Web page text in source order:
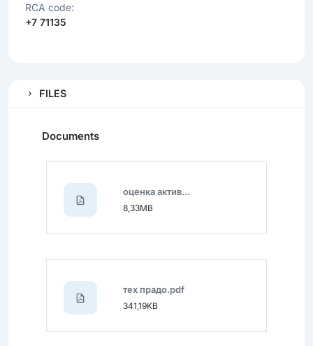
RCA code:
+7 71135
FILES
Documents
оценка активов.pdf
8,33MB
тех прадо.pdf
341,19KB